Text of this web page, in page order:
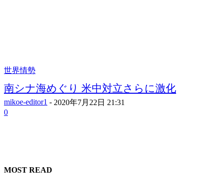
世界情勢
南シナ海めぐり 米中対立さらに激化
mikoe-editor1 - 2020年7月22日 21:31
0
MOST READ